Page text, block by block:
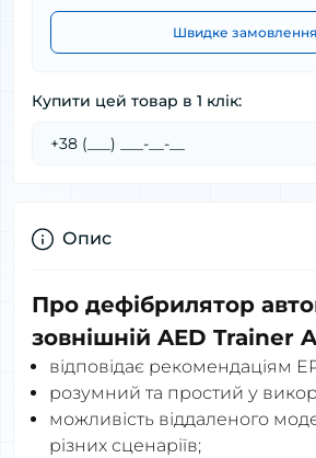
Швидке замовлення
Купити цей товар в 1 клік:
Опис
Про дефібрилятор
зовнішній AED Trainer
відповідає рекомендаціям
розумний та простий у
можливість віддаленого
різних сценаріїв;